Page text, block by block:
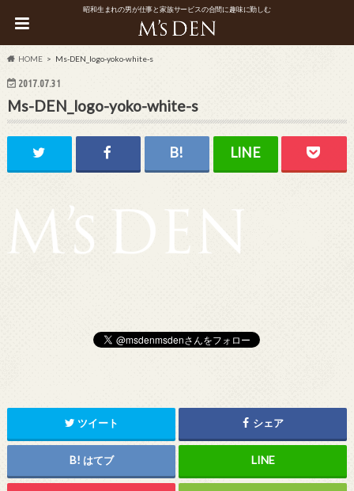
昭和生まれの男が仕事と家族サービスの合間に趣味に勤しむ
HOME Ms-DEN_logo-yoko-white-s
2017.07.31
Ms-DEN_logo-yoko-white-s
ツイート シェア
はてブ